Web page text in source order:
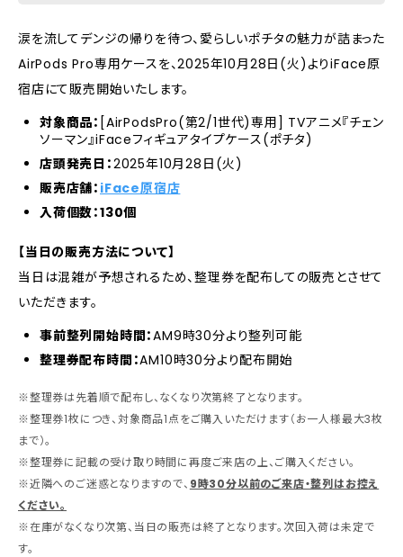
涙を流してデンジの帰りを待つ、愛らしいポチタの魅力が詰まった
AirPods Pro専用ケースを、2025年10月28日(火)よりiFace原
宿店にて販売開始いたします。
対象商品： [AirPodsPro(第2/1世代)専用] TVアニメ『チェン
ソーマン』iFaceフィギュアタイプケース(ポチタ)
店頭発売日：2025年10月28日(火)
販売店舗： iFace原宿店
入荷個数：130個
【当日の販売方法について】
当日は混雑が予想されるため、整理券を配布しての販売とさせて
いただきます。
事前整列開始時間：AM9時30分より整列可能
整理券配布時間：AM10時30分より配布開始
※整理券は先着順で配布し、なくなり次第終了となります。
※整理券1枚につき、対象商品1点をご購入いただけます（お一人様最大3枚
まで）。
※整理券に記載の受け取り時間に再度ご来店の上、ご購入ください。
※近隣へのご迷惑となりますので、 9時30分以前のご来店・整列はお控え
ください。
※在庫がなくなり次第、当日の販売は終了となります。次回入荷は未定で
す。